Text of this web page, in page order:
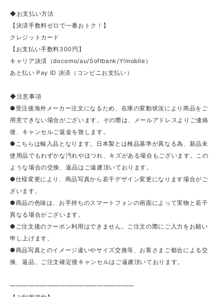
◆お支払い方法
【決済手数料ゼロで一番おトク！】
クレジットカード
【お支払い手数料300円】
キャリア決済（docomo/au/Softbank/Y!mobile）
あと払い Pay ID 決済（コンビニお支払い）
◆注意事項
●受注後海外メーカー注文になるため、在庫の変動状況により商品をご
用意できない場合がございます。その際は、メールアドレスよりご連絡
後、キャンセルご返金を致します。
●こちらは輸入品となります。日本製とは検品基準が異なる為、新品未
使用品でもわずかな汚れやほつれ、キズがある場合もございます。この
ような場合の交換、返品はご遠慮頂いております。
●仕様変更により、商品写真から若干デザイン変更になります場合がご
ざいます。
●商品の色味は、お手持ちのスマートフォンの画面によって実物と若干
異なる場合がございます。
●ご注文後のクーポン利用はできません。ご注文の際にご入力をお願い
申し上げます。
●商品写真とのイメージ違いやサイズ交換等、お客さまご都合による交
換、返品、ご注文確定後キャンセルはご遠慮頂いております。
————————————————————